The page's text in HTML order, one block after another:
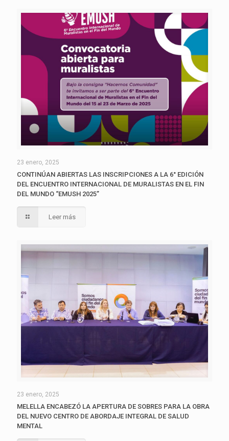
23 enero, 2025
CONTINÚAN ABIERTAS LAS INSCRIPCIONES A LA 6° EDICIÓN
DEL ENCUENTRO INTERNACIONAL DE MURALISTAS EN EL FIN
DEL MUNDO “EMUSH 2025”
Leer más
23 enero, 2025
MELELLA ENCABEZÓ LA APERTURA DE SOBRES PARA LA OBRA
DEL NUEVO CENTRO DE ABORDAJE INTEGRAL DE SALUD
MENTAL